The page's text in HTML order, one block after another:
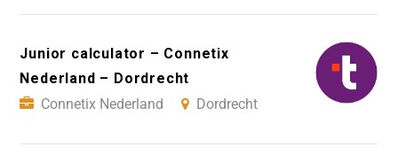
Junior calculator – Connetix
Nederland – Dordrecht
Connetix Nederland
Dordrecht